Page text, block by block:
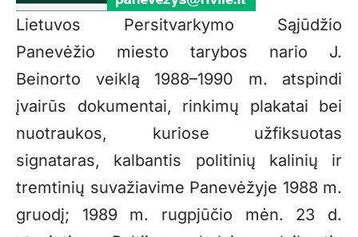
Lietuvos Persitvarkymo Sąjūdžio
Panevėžio miesto tarybos nario J.
Beinorto veiklą 1988–1990 m. atspindi
įvairūs dokumentai, rinkimų plakatai bei
nuotraukos, kuriose užfiksuotas
signataras, kalbantis politinių kalinių ir
tremtinių suvažiavime Panevėžyje 1988 m.
gruodį; 1989 m. rugpjūčio mėn. 23 d.